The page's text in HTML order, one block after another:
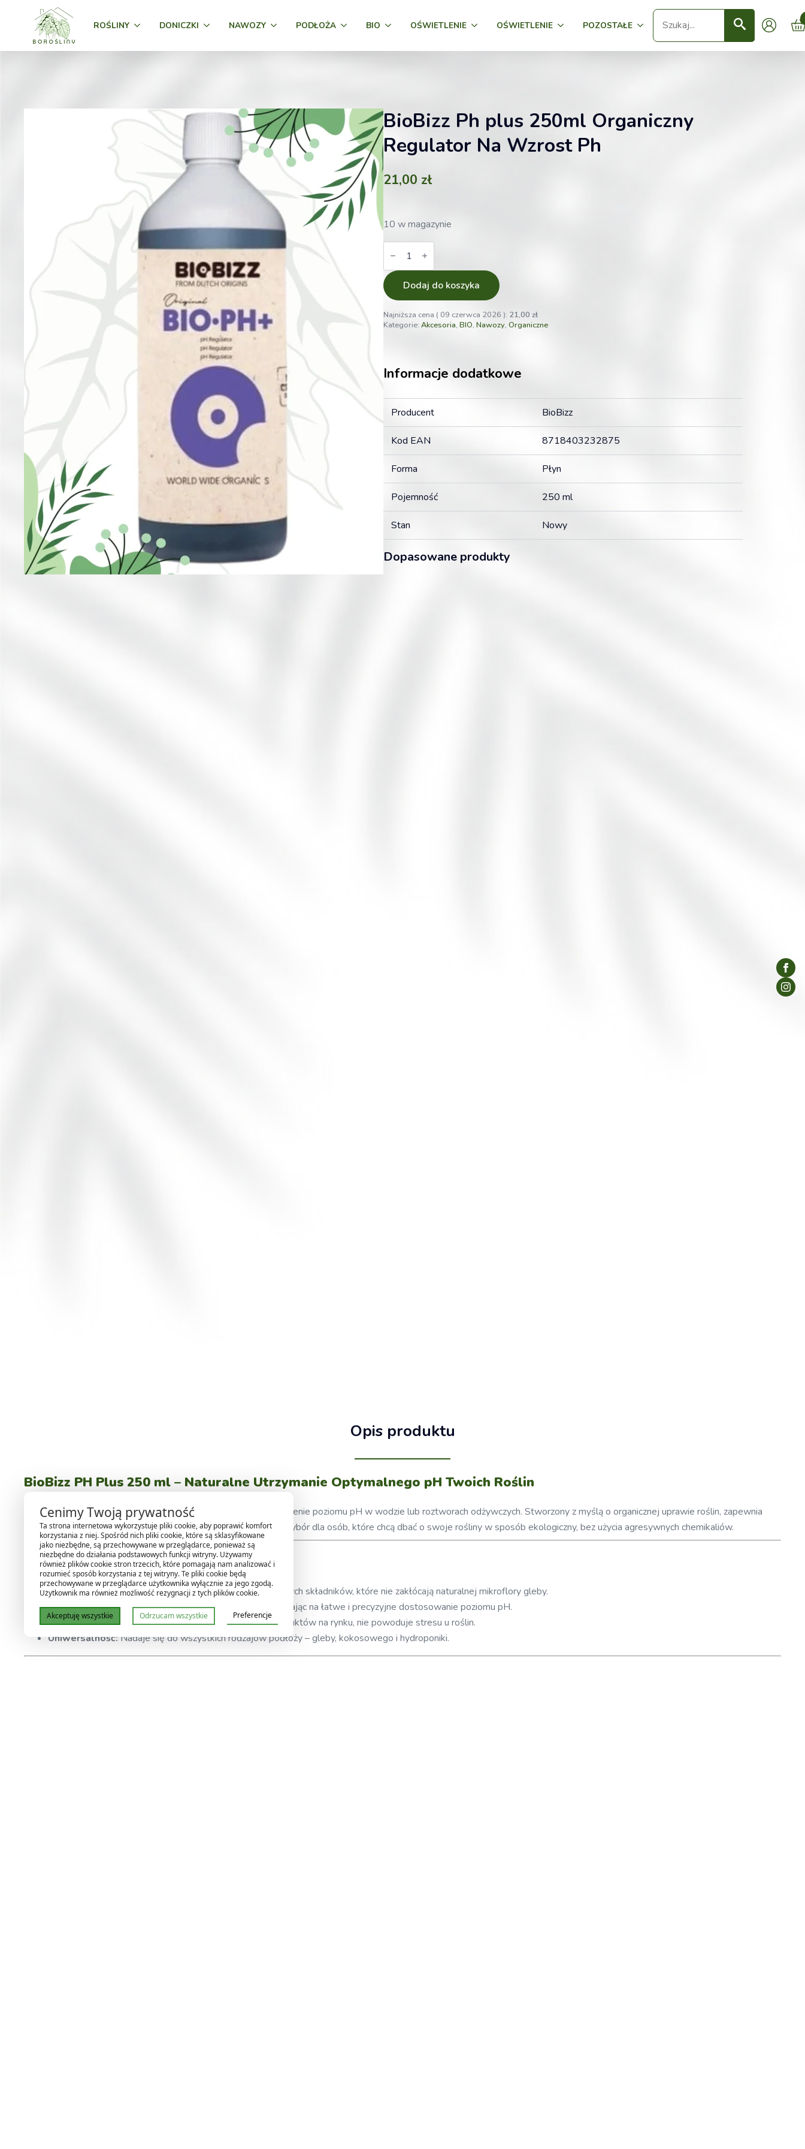
ROŚLINY DONICZKI NAWOZY PODŁOŻA BIO OŚWIETLENIE OŚWIETLENIE POZOSTAŁE
Seearch
BioBizz Ph plus 250ml Organiczny
Regulator Na Wzrost Ph
21,00 zł
10 w magazynie
ilość
BioBizz
plus
250ml
Organiczny
Regulator
Na
Wzrost
Dodaj do koszyka
Najniższa cena ( 09 czerwca 2026 ): 21,00 zł
Kategorie: Akcesoria, BIO, Nawozy, Organiczne
Informacje dodatkowe
Producent BioBizz
Kod EAN 8718403232875
Forma Płyn
Pojemność 250 ml
Stan Nowy
Dopasowane produkty
Opis produktu
BioBizz PH Plus 250 ml – Naturalne Utrzymanie Optymalnego pH Twoich Roślin
BioBizz PH Plusto naturalny preparat, który umożliwia podnoszenie poziomu pH w wodzie lub roztworach odżywczych. Stworzony z myślą o organicznej uprawie roślin, zapewnia
idealne warunki do wzrostu i zdrowego rozwoju. To doskonały wybór dla osób, które chcą dbać o swoje rośliny w sposób ekologiczny, bez użycia agresywnych chemikaliów.
Dlaczego warto wybrać BioBizz PH Plus?
Naturalny skład:Wyprodukowany z w 100% ekologicznych składników, które nie zakłócają naturalnej mikroflory gleby.
Łatwość użycia:Szybko rozpuszcza się w wodzie, pozwalając na łatwe i precyzyjne dostosowanie poziomu pH.
Bezpieczny dla roślin:W przeciwieństwie do wielu produktów na rynku, nie powoduje stresu u roślin.
Uniwersalność: Nadaje się do wszystkich rodzajów podłoży – gleby, kokosowego i hydroponiki.
Cenimy Twoją prywatność
Ta strona internetowa wykorzystuje pliki cookie, aby poprawić komfort
korzystania z niej. Spośród nich pliki cookie, które są sklasyfikowane
jako niezbędne, są przechowywane w przeglądarce, ponieważ są
niezbędne do działania podstawowych funkcji witryny. Używamy
również plików cookie stron trzecich, które pomagają nam analizować i
rozumieć sposób korzystania z tej witryny. Te pliki cookie będą
przechowywane w przeglądarce użytkownika wyłącznie za jego zgodą.
Użytkownik ma również możliwość rezygnacji z tych plików cookie.
Akceptuję wszystkie Odrzucam wszystkie Preferencje